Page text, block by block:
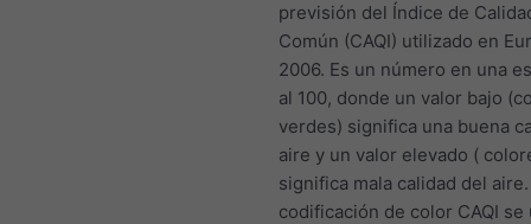
previsión del Índice de
Común (CAQI) utilizado en
2006. Es un número en una
al 100, donde un valor bajo
verdes) significa una buena
aire y un valor elevado (
significa mala calidad del aire.
codificación de color CAQI se